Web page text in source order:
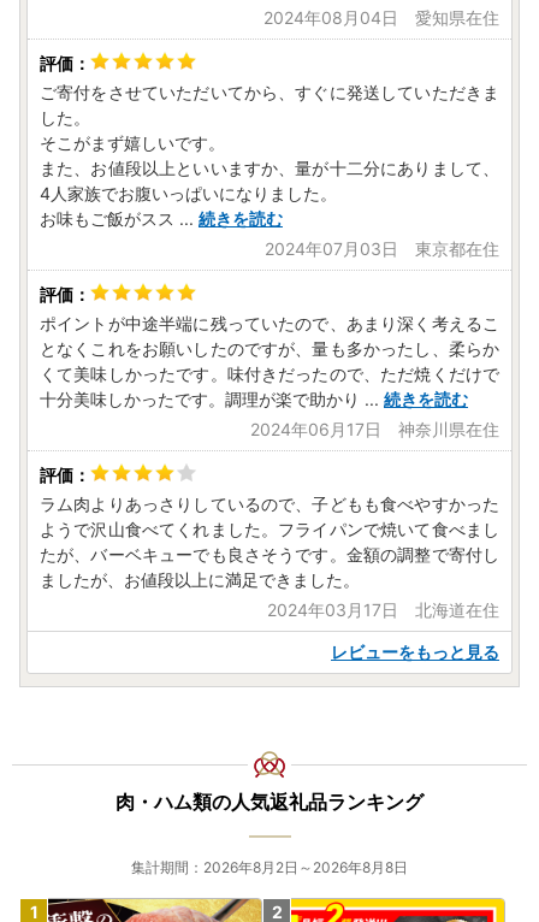
お礼の品の受け取り時に必ず確認をお願いいたします。
万が一、次のような場合には、画像をご用意の上、お電話も
しくはメールにてお問い合わせください。
・申し込まれたお礼の品と届いたお礼の品が異なっていた場
合
・お礼の品が破損している場合
返品方法等については個別にご相談させていただきます。
2024年08月04日 愛知県在住
ご寄付をさせていただいてから、すぐに発送していただきま
した。
そこがまず嬉しいです。
また、お値段以上といいますか、量が十二分にありまして、
4人家族でお腹いっぱいになりました。
お味もご飯がスス ... 続きを読む
2024年07月03日 東京都在住
ポイントが中途半端に残っていたので、あまり深く考えるこ
となくこれをお願いしたのですが、量も多かったし、柔らか
くて美味しかったです。味付きだったので、ただ焼くだけで
十分美味しかったです。調理が楽で助かり ... 続きを読む
2024年06月17日 神奈川県在住
ラム肉よりあっさりしているので、子どもも食べやすかった
ようで沢山食べてくれました。フライパンで焼いて食べまし
たが、バーベキューでも良さそうです。金額の調整で寄付し
ましたが、お値段以上に満足できました。
2024年03月17日 北海道在住
レビューをもっと見る
肉・ハム類の人気返礼品ランキング
集計期間：2026年8月2日～2026年8月8日